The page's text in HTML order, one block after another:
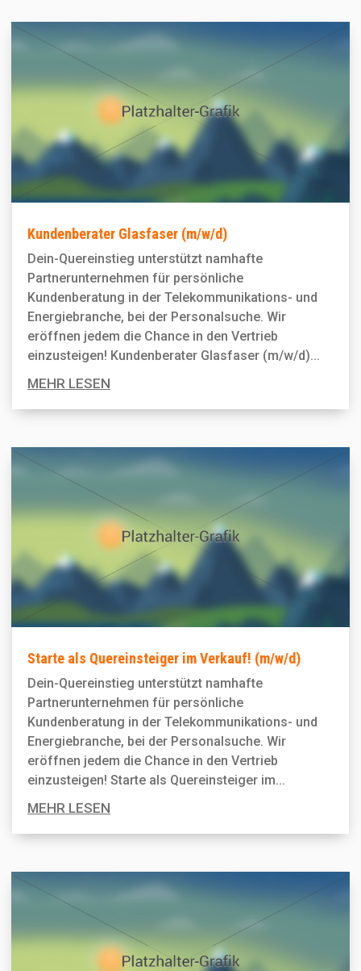
Kundenberater Glasfaser (m/w/d)
Dein-Quereinstieg unterstützt namhafte
Partnerunternehmen für persönliche
Kundenberatung in der Telekommunikations- und
Energiebranche, bei der Personal­suche. Wir
eröffnen jedem die Chance in den Vertrieb
einzusteigen! Kundenberater Glasfaser (m/w/d)...
MEHR LESEN
Starte als Quereinsteiger im Verkauf! (m/w/d)
Dein-Quereinstieg unterstützt namhafte
Partnerunternehmen für persönliche
Kundenberatung in der Telekommunikations- und
Energiebranche, bei der Personal­suche. Wir
eröffnen jedem die Chance in den Vertrieb
einzusteigen! Starte als Quereinsteiger im...
MEHR LESEN